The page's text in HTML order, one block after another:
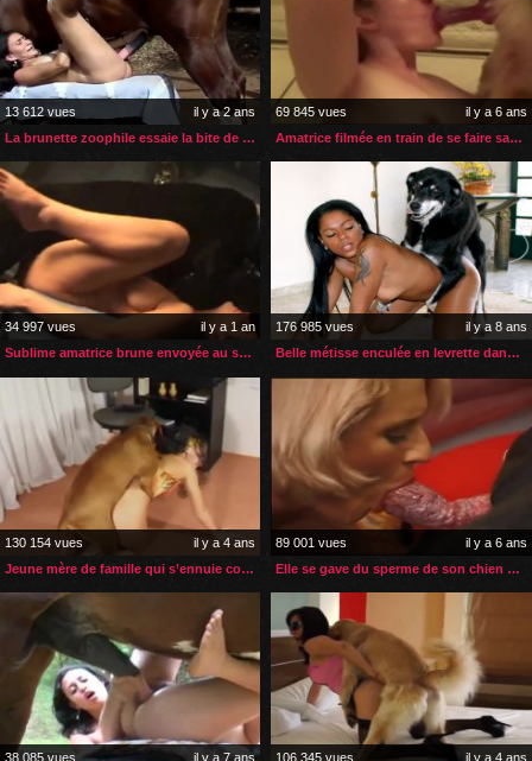
13 612 vues
il y a 2 ans
La brunette zoophile essaie la bite de cheval pour la 1ière fois
69 845 vues
il y a 6 ans
Amatrice filmée en train de se faire sauter par 2 chiens
34 997 vues
il y a 1 an
Sublime amatrice brune envoyée au septième ciel par son chien
176 985 vues
il y a 8 ans
Belle métisse enculée en levrette dans son salon
130 154 vues
il y a 4 ans
Jeune mère de famille qui s’ennuie comblée par son chien
89 001 vues
il y a 6 ans
Elle se gave du sperme de son chien avant qu’il la baise
38 085 vues il y a 7 ans 106 345 vues il y a 4 ans